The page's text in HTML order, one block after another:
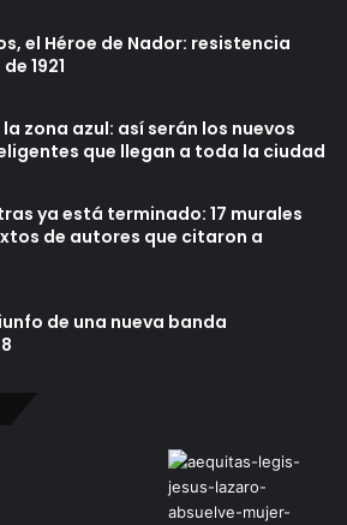
el Héroe de Nador: resistencia
1921
zona azul: así serán los nuevos
que llegan a toda la ciudad
ya está terminado: 17 murales
de autores que citaron a
de una nueva banda